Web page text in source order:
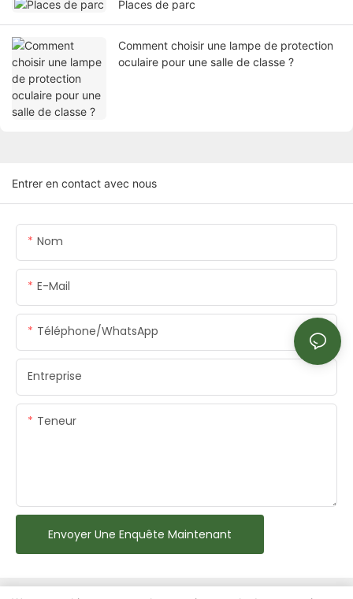
Places de parc
Comment choisir une lampe de protection
oculaire pour une salle de classe ?
Entrer en contact avec nous
Nom
E-Mail
Téléphone/WhatsApp
Entreprise
Teneur
Envoyer Une Enquête Maintenant